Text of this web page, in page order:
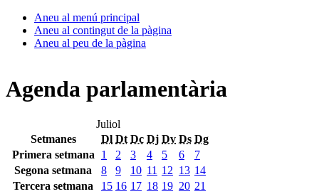
Aneu al menú principal
Aneu al contingut de la pàgina
Aneu al peu de la pàgina
Agenda parlamentària
Juliol
Setmanes
Dl Dt Dc Dj Dv Ds Dg
Primera setmana
1 2 3 4 5 6
7
Segona setmana
8 9 10 11 12 13 14
Tercera setmana
15 16 17 18 19 20 21